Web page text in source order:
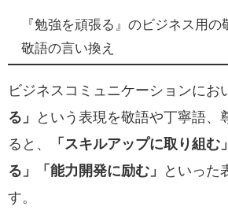
『勉強を頑張る』のビジネス用
敬語の言い換え
ビジネスコミュニケーションにお
る」
という表現を敬語や丁寧語、
ると、
「スキルアップに取り組む」
る」
「能力開発に励む」
といった
す。